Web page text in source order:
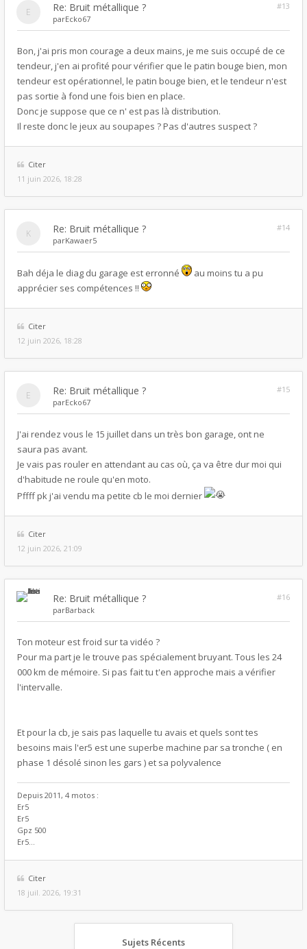
Re: Bruit métallique ?
#13
parEcko67
Bon, j'ai pris mon courage a deux mains, je me suis occupé de ce
tendeur, j'en ai profité pour vérifier que le patin bouge bien, mon
tendeur est opérationnel, le patin bouge bien, et le tendeur n'est
pas sortie à fond une fois bien en place.
Donc je suppose que ce n' est pas là distribution.
Il reste donc le jeux au soupapes ? Pas d'autres suspect ?
Citer
11 juin 2026, 18:28
Re: Bruit métallique ?
#14
parKawaer5
Bah déja le diag du garage est erronné
au moins tu a pu
apprécier ses compétences !!
Citer
12 juin 2026, 18:28
Re: Bruit métallique ?
#15
parEcko67
J'ai rendez vous le 15 juillet dans un très bon garage, ont ne
saura pas avant.
Je vais pas rouler en attendant au cas où, ça va être dur moi qui
d'habitude ne roule qu'en moto.
Pffff pk j'ai vendu ma petite cb le moi dernier
Citer
12 juin 2026, 21:09
Re: Bruit métallique ?
#16
parBarback
Ton moteur est froid sur ta vidéo ?
Pour ma part je le trouve pas spécialement bruyant. Tous les 24
000 km de mémoire. Si pas fait tu t'en approche mais a vérifier
l'intervalle.
Et pour la cb, je sais pas laquelle tu avais et quels sont tes
besoins mais l'er5 est une superbe machine par sa tronche ( en
phase 1 désolé sinon les gars ) et sa polyvalence
Depuis 2011, 4 motos :
Er5
Er5
Gpz 500
Er5...
Citer
18 juil. 2026, 19:31
Sujets Récents